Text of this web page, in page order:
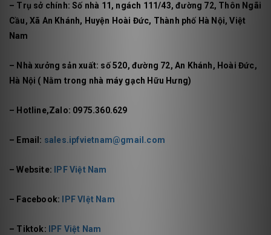
– Trụ sở chính: Số nhà 11, ngách 111/43, đường 72, Thôn Ngãi
Cầu, Xã An Khánh, Huyện Hoài Đức, Thành phố Hà Nội, Việt
Nam
– Nhà xưởng sản xuất: số 520, đường 72, An Khánh, Hoài Đức,
Hà Nội ( Nằm trong nhà máy gạch Hữu Hưng)
– Hotline,Zalo: 0975.360.629
– Email: sales.ipfvietnam@gmail.com
– Website: IPF Việt Nam
– Facebook: IPF VIệt Nam
– Tiktok: IPF Việt Nam